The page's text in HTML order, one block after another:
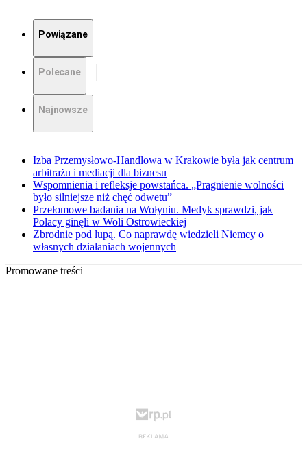
Powiązane
Polecane
Najnowsze
Izba Przemysłowo-Handlowa w Krakowie była jak centrum
arbitrażu i mediacji dla biznesu
Wspomnienia i refleksje powstańca. „Pragnienie wolności
było silniejsze niż chęć odwetu”
Przełomowe badania na Wołyniu. Medyk sprawdzi, jak
Polacy ginęli w Woli Ostrowieckiej
Zbrodnie pod lupą. Co naprawdę wiedzieli Niemcy o
własnych działaniach wojennych
Promowane treści